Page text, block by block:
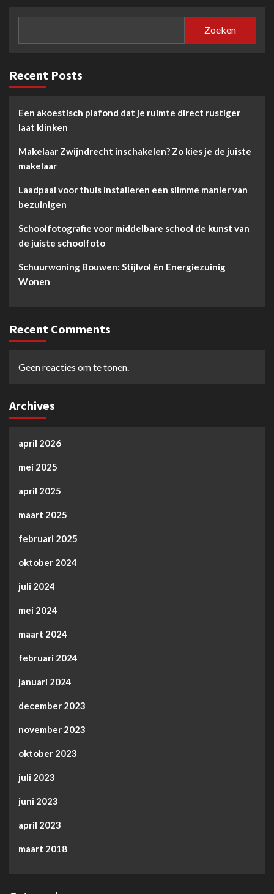
Zoeken
Recent Posts
Een akoestisch plafond dat je ruimte direct rustiger
laat klinken
Makelaar Zwijndrecht inschakelen? Zo kies je de juiste
makelaar
Laadpaal voor thuis installeren een slimme manier van
bezuinigen
Schoolfotografie voor middelbare school de kunst van
de juiste schoolfoto
Schuurwoning Bouwen: Stijlvol én Energiezuinig
Wonen
Recent Comments
Geen reacties om te tonen.
Archives
april 2026
mei 2025
april 2025
maart 2025
februari 2025
oktober 2024
juli 2024
mei 2024
maart 2024
februari 2024
januari 2024
december 2023
november 2023
oktober 2023
juli 2023
juni 2023
april 2023
maart 2018